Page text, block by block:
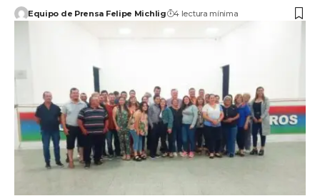
Equipo de Prensa Felipe Michlig 4 lectura mínima